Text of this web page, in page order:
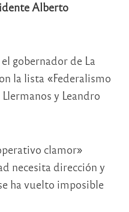
Alberto
gobernador de La
la lista «Federalismo
y Leandro
clamor»
necesita dirección y
ha vuelto imposible